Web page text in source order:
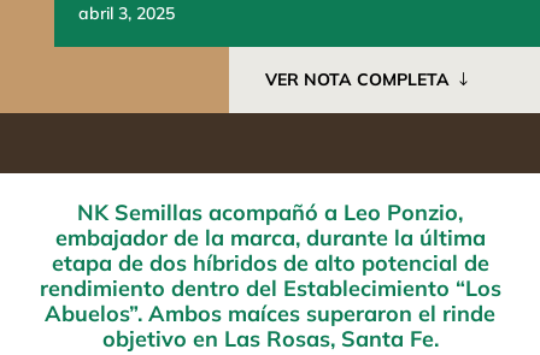
abril 3, 2025
VER NOTA COMPLETA
NK Semillas acompañó a Leo Ponzio,
embajador de la marca, durante la última
etapa de dos híbridos de alto potencial de
rendimiento dentro del Establecimiento “Los
Abuelos”. Ambos maíces superaron el rinde
objetivo en Las Rosas, Santa Fe.